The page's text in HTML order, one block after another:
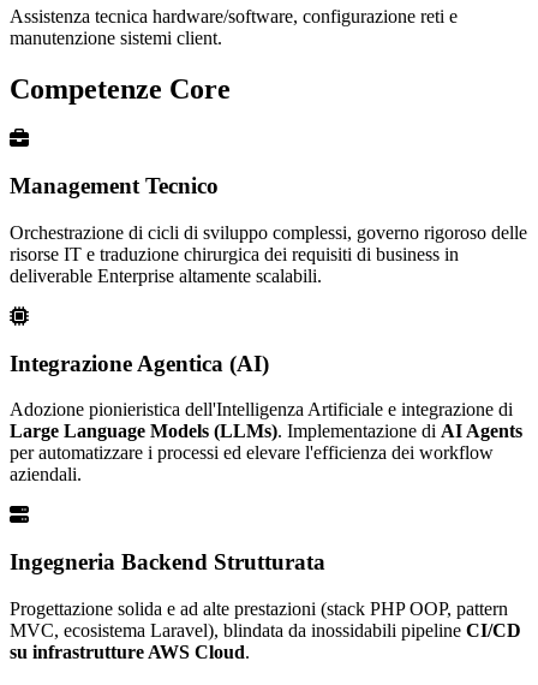
Assistenza tecnica hardware/software, configurazione reti e
manutenzione sistemi client.
Competenze Core
Management Tecnico
Orchestrazione di cicli di sviluppo complessi, governo rigoroso delle
risorse IT e traduzione chirurgica dei requisiti di business in
deliverable Enterprise altamente scalabili.
Integrazione Agentica (AI)
Adozione pionieristica dell'Intelligenza Artificiale e integrazione di
Large Language Models (LLMs). Implementazione di AI Agents
per automatizzare i processi ed elevare l'efficienza dei workflow
aziendali.
Ingegneria Backend Strutturata
Progettazione solida e ad alte prestazioni (stack PHP OOP, pattern
MVC, ecosistema Laravel), blindata da inossidabili pipeline CI/CD
su infrastrutture AWS Cloud.